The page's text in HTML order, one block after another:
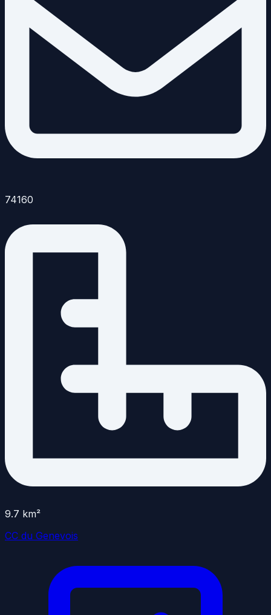
74160
9.7 km²
CC du Genevois